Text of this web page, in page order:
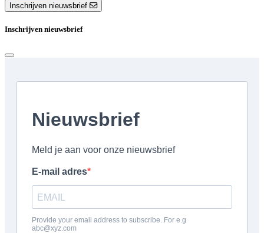
Inschrijven nieuwsbrief
Inschrijven nieuwsbrief